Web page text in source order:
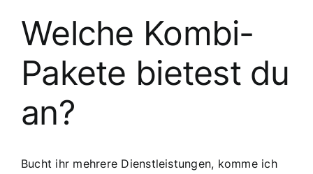
Welche Kombi-
Pakete bietest du
an?
Bucht ihr mehrere Dienstleistungen, komme ich